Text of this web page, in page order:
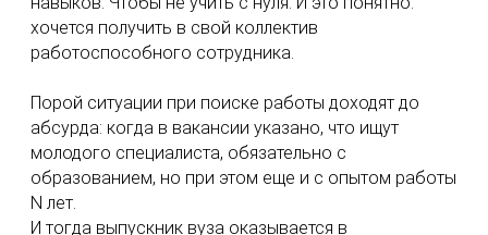
хочется получить в свой коллектив
работоспособного сотрудника.
Порой ситуации при поиске работы доходят до
абсурда: когда в вакансии указано, что ищут
молодого специалиста, обязательно с
образованием, но при этом еще и с опытом работы
N лет.
И тогда выпускник вуза оказывается в